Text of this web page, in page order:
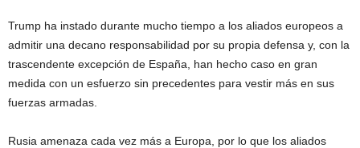
Trump ha instado durante mucho tiempo a los aliados europeos a
admitir una decano responsabilidad por su propia defensa y, con la
trascendente excepción de España, han hecho caso en gran
medida con un esfuerzo sin precedentes para vestir más en sus
fuerzas armadas.
Rusia amenaza cada vez más a Europa, por lo que los aliados